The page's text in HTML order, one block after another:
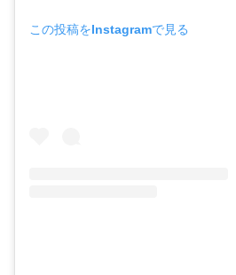
この投稿をInstagramで見る